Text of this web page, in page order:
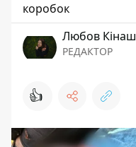
коробок
Любов Кінаш
РЕДАКТОР
👍